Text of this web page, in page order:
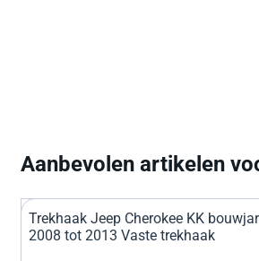
Aanbevolen artikelen
Trekhaak Jeep Cherokee KK
2008 tot 2013 Vaste trekhaak